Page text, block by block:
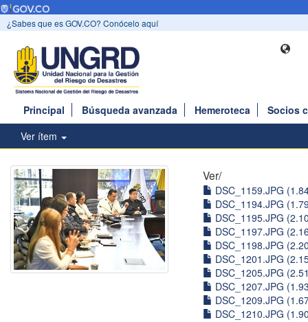
¿Sabes que es GOV.CO? Conócelo aquí
Principal Búsqueda avanzada Hemeroteca
Socios
Ver ítem
Ver/
DSC_1159.JPG
DSC_1194.JPG
DSC_1195.JPG
DSC_1197.JPG
DSC_1198.JPG
DSC_1201.JPG
DSC_1205.JPG
DSC_1207.JPG
DSC_1209.JPG
DSC_1210.JPG